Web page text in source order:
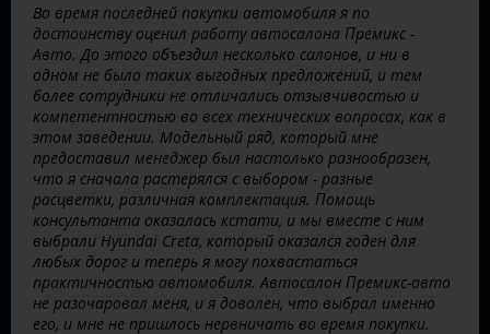
Во время последней покупки автомобиля я по
достоинству оценил работу автосалона Премикс -
Авто. До этого объездил несколько салонов, и ни в
одном не было таких выгодных предложений, и тем
более сотрудники не отличались отзывчивостью и
компетентностью во всех технических вопросах, как в
этом заведении. Модельный ряд, который мне
предоставил менеджер был настолько разнообразен,
что я сначала растерялся с выбором - разные
расцветки, различная комплектация. Помощь
консультанта оказалась кстати, и мы вместе с ним
выбрали Hyundai Creta, который оказался годен для
любых дорог и теперь я могу похвастаться
практичностью автомобиля. Автосалон Премикс-авто
не разочаровал меня, и я доволен, что выбрал именно
его, и мне не пришлось нервничать во время покупки.